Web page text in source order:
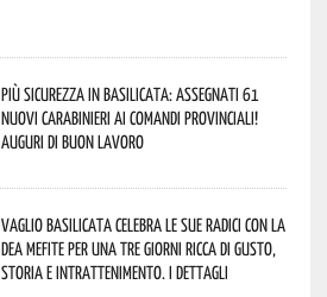
Più sicurezza in Basilicata: assegnati 61
nuovi Carabinieri ai Comandi provinciali!
Auguri di buon lavoro
Vaglio Basilicata celebra le sue radici con la
Dea Mefite per una tre giorni ricca di gusto,
storia e intrattenimento. I dettagli